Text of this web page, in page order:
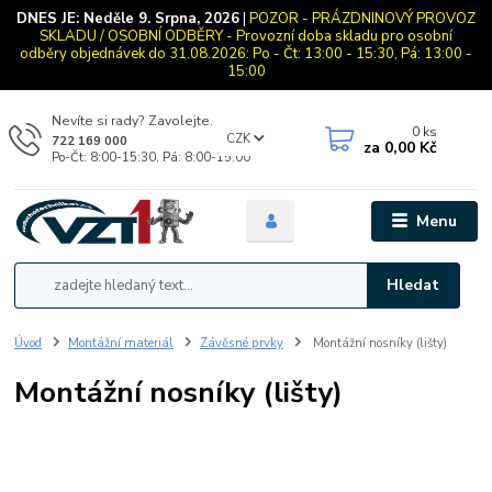
DNES JE: Neděle 9. Srpna, 2026| POZOR - PRÁZDNINOVÝ PROVOZ
SKLADU / OSOBNÍ ODBĚRY - Provozní doba skladu pro osobní
odběry objednávek do 31.08.2026: Po - Čt: 13:00 - 15:30, Pá: 13:00 -
15:00
Menu
CZK
Hledat
Nevíte si rady? Zavolejte.
722 169 000
Po-Čt: 8:00-15:30, Pá: 8:00-15:00
0 ks
za 0,00 Kč
Úvod Montážní materiál Závěsné prvky Montážní nosníky (lišty)
Montážní nosníky (lišty)